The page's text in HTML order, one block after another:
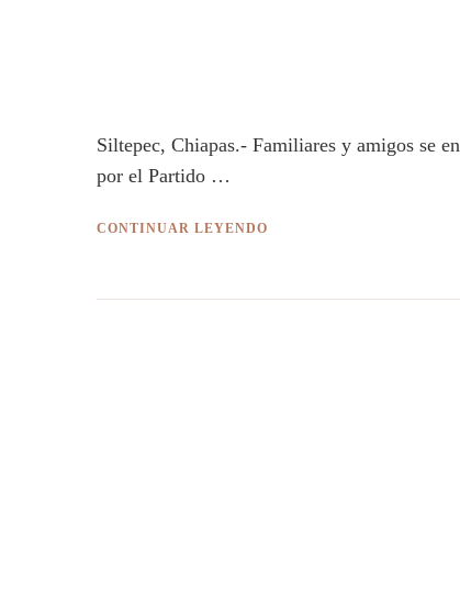
Siltepec, Chiapas.- Familiares y amigos se
por el Partido …
CONTINUAR LEYENDO